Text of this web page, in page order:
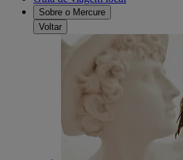
Sobre o Mercure
Voltar